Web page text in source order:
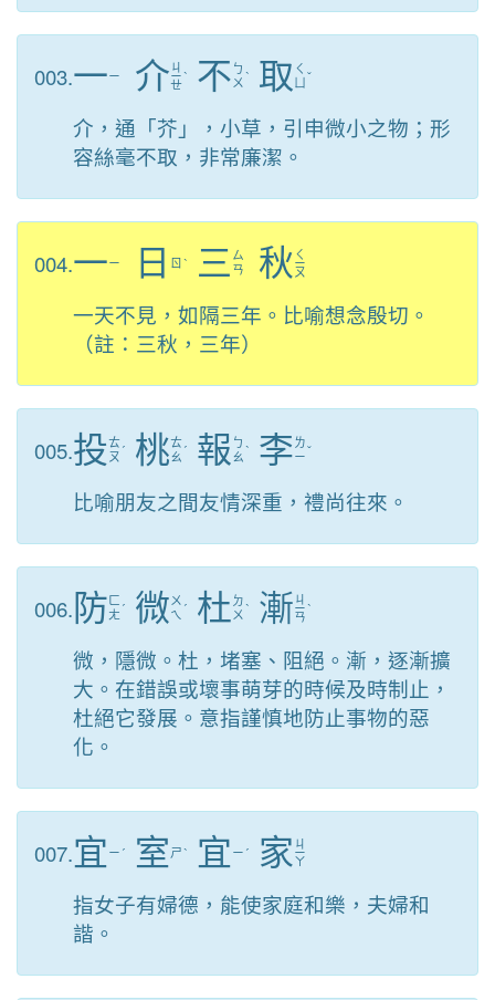
003.一ㄧ 介 ㄐ
ㄧ
ㄝ
ˋ 不 ㄅ
ㄨ ˋ 取 ㄑ
ˇ
介，通「芥」，小草，引申微小之物；形
容絲毫不取，非常廉潔。
004.一ㄧ 日 ㄖ ˋ 三 ㄙ
ㄢ
秋 ㄑ
ㄧ
ㄡ
一天不見，如隔三年。比喻想念殷切。
（註：三秋，三年）
005.投ㄊ
ㄡ ˊ 桃ㄊ
ㄠ ˊ 報 ㄅ
ㄠˋ 李ㄌ
ㄧˇ
比喻朋友之間友情深重，禮尚往來。
006. 防 ㄈ
ㄤ ˊ 微 ㄨ
ㄟ ˊ 杜 ㄉ
ㄨ ˋ 漸 ㄐ
ㄧ
ㄢ
ˋ
微，隱微。杜，堵塞、阻絕。漸，逐漸擴
大。在錯誤或壞事萌芽的時候及時制止，
杜絕它發展。意指謹慎地防止事物的惡
化。
007.宜 ㄧ ˊ 室 ㄕˋ 宜 ㄧ ˊ 家 ㄐ
ㄧ
ㄚ
指女子有婦德，能使家庭和樂，夫婦和
諧。